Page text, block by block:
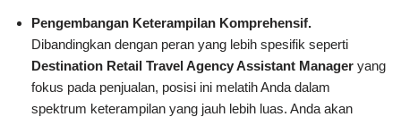
Pengembangan Keterampilan Komprehensif.
Dibandingkan dengan peran yang lebih spesifik seperti
Destination Retail Travel Agency Assistant Manager yang
fokus pada penjualan, posisi ini melatih Anda dalam
spektrum keterampilan yang jauh lebih luas. Anda akan